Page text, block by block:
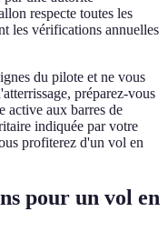
respecte toutes les
les vérifications annuelles
du pilote et ne vous
préparez-vous
active aux barres de
indiquée par votre
profiterez d'un vol en
pour un vol en